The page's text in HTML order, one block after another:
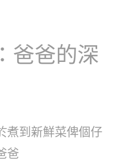
爸爸的深
煮到新鮮菜俾個仔
爸